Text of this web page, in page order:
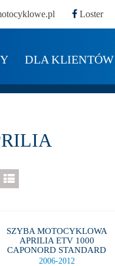
Loster
DLA KLIENTÓW
SZYBA MOTOCYKLOWA
APRILIA ETV 1000
CAPONORD STANDARD
2006-2012